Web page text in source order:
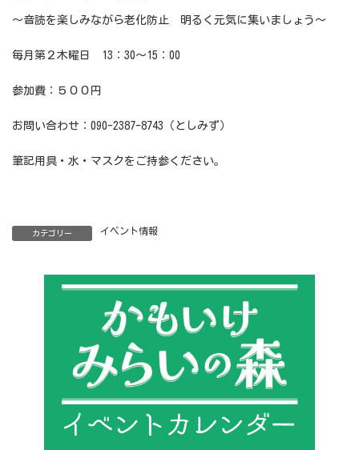
～音読を楽しみながら老化防止 明るく元気に集いましょう～
毎月第２木曜日 13：30～15：00
参加費：５００円
お問い合わせ：090-2387-8743（としみず）
筆記用具・水・マスクをご持参ください。
カテゴリー イベント情報